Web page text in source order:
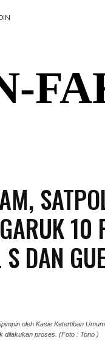
10
DAN
oleh Kasie Ketertiban
dilakukan proses. (Foto : Tono )